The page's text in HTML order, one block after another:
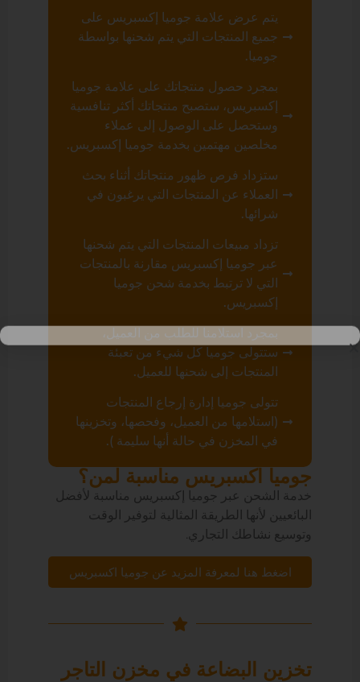
يتم عرض علامة جوميا إكسبريس على
جميع المنتجات التي يتم شحنها بواسطة
جوميا.
بمجرد حصول منتجاتك على علامة جوميا
إكسبريس، ستصبح منتجاتك أكثر تنافسية
وستحصل على الوصول إلى عملاء
مخلصين مهتمين بخدمة جوميا إكسبريس.
ستزداد فرص ظهور منتجاتك أثناء بحث
العملاء عن المنتجات التي يرغبون في
شرائها.
تزداد مبيعات المنتجات التي يتم شحنها
عبر جوميا إكسبريس مقارنة بالمنتجات
التي لا ترتبط بخدمة شحن جوميا
إكسبريس.
بمجرد استلامنا للطلب من العميل،
ستتولى جوميا كل شيء من تعبئة
المنتجات إلى شحنها للعميل.
تتولى جوميا إدارة إرجاع المنتجات
(استلامها من العميل، وفحصها، وتخزينها
في المخزن في حالة أنها سليمة ).
جوميا اكسبريس مناسبة لمن؟
خدمة الشحن عبر جوميا إكسبريس مناسبة لأفضل
البائعيين لأنها الطريقة المثالية لتوفير الوقت
وتوسيع نشاطك التجاري.
اضغط هنا لمعرفة المزيد عن جوميا اكسبريس
تخزين البضاعة في مخزن التاجر